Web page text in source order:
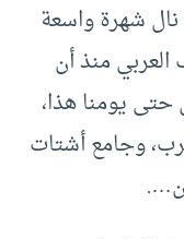
نال شهرة واسعة
العربي منذ أن
حتى يومنا هذا،
وجامع أشتات